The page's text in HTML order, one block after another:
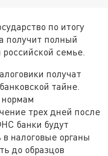
по итогу
получит полный
семье.
получат
тайне.
трех дней после
банки будут
налоговые органы
до образцов